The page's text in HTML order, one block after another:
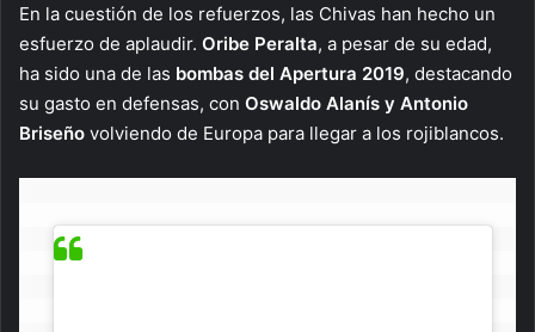
En la cuestión de los refuerzos, las Chivas han hecho un
esfuerzo de aplaudir. Oribe Peralta, a pesar de su edad,
ha sido una de las bombas del Apertura 2019, destacando
su gasto en defensas, con Oswaldo Alanís y Antonio
Briseño volviendo de Europa para llegar a los rojiblancos.